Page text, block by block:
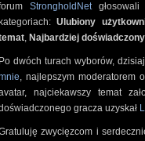
StrongholdNetgłosowali
kategoriach:Ulubiony
, Najbardziej
Po dwóch turach wyborów,
, najlepszym moderatorem
najciekawszy temat
gracza uzyskał
zwycięzcom i